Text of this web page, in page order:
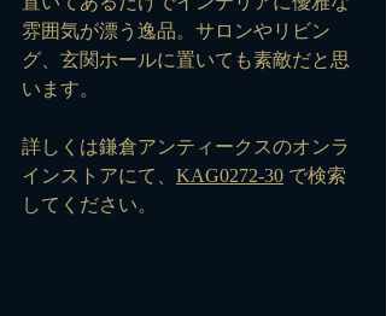
雰囲気が漂う逸品。サロンやリビン
グ、玄関ホールに置いても素敵だと思
います。
詳しくは鎌倉アンティークスのオンラ
インストアにて、 KAG0272-30 で検索
してください。